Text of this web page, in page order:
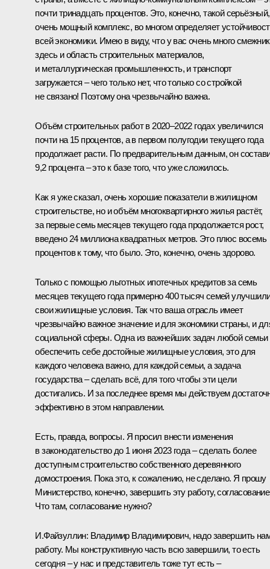
почти тринадцать процентов. Это, конечно, такой серьёзный,
очень мощный комплекс, во многом определяет
всей экономики. Имею в виду, что у вас очень много
здесь и область строительных материалов,
и металлургическая промышленность, и транспорт
загружается – чего только нет, что только со стройкой
не связано! Поэтому она чрезвычайно важна.
Объём строительных работ в 2020–2022 годах увеличился
почти на 15 процентов, а в первом полугодии текущего года
продолжает расти. По предварительным данным, он
9,2 процента – это к базе того, что уже сложилось.
Как я уже сказал, очень хорошие показатели в жилищном
строительстве, но и объём многоквартирного жилья растёт,
за первые семь месяцев текущего года продолжается рост,
введено 24 миллиона квадратных метров. Это плюс восемь
процентов к тому, что было. Это, конечно, очень здорово.
Только с помощью льготных ипотечных кредитов за семь
месяцев текущего года примерно 400 тысяч семей
свои жилищные условия. Так что ваша отрасль имеет
чрезвычайно важное значение и для экономики страны, и
социальной сферы. Одна из важнейших задач любой семьи
обеспечить себе достойные жилищные условия, это для
каждого человека важно, для каждой семьи, а задача
государства – сделать всё, для того чтобы эти цели
достигались. И за последнее время мы действуем
эффективно в этом направлении.
Есть, правда, вопросы. Я просил внести изменения
в законодательство до 1 июня 2023 года – сделать более
доступным строительство собственного деревянного
домостроения. Пока это, к сожалению, не сделано. Я прошу
Министерство, конечно, завершить эту работу,
Что там, согласование нужно?
И.Файзуллин: Владимир Владимирович, надо завершить
работу. Мы конструктивную часть всю завершили, то есть
сегодня – у нас и представитель тоже тут есть –